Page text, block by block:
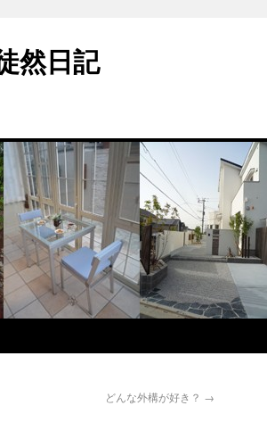
然日記
どんな外構が好き？ →